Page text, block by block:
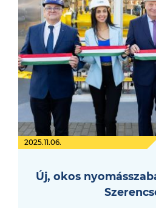
2025.11.06.
Új, okos